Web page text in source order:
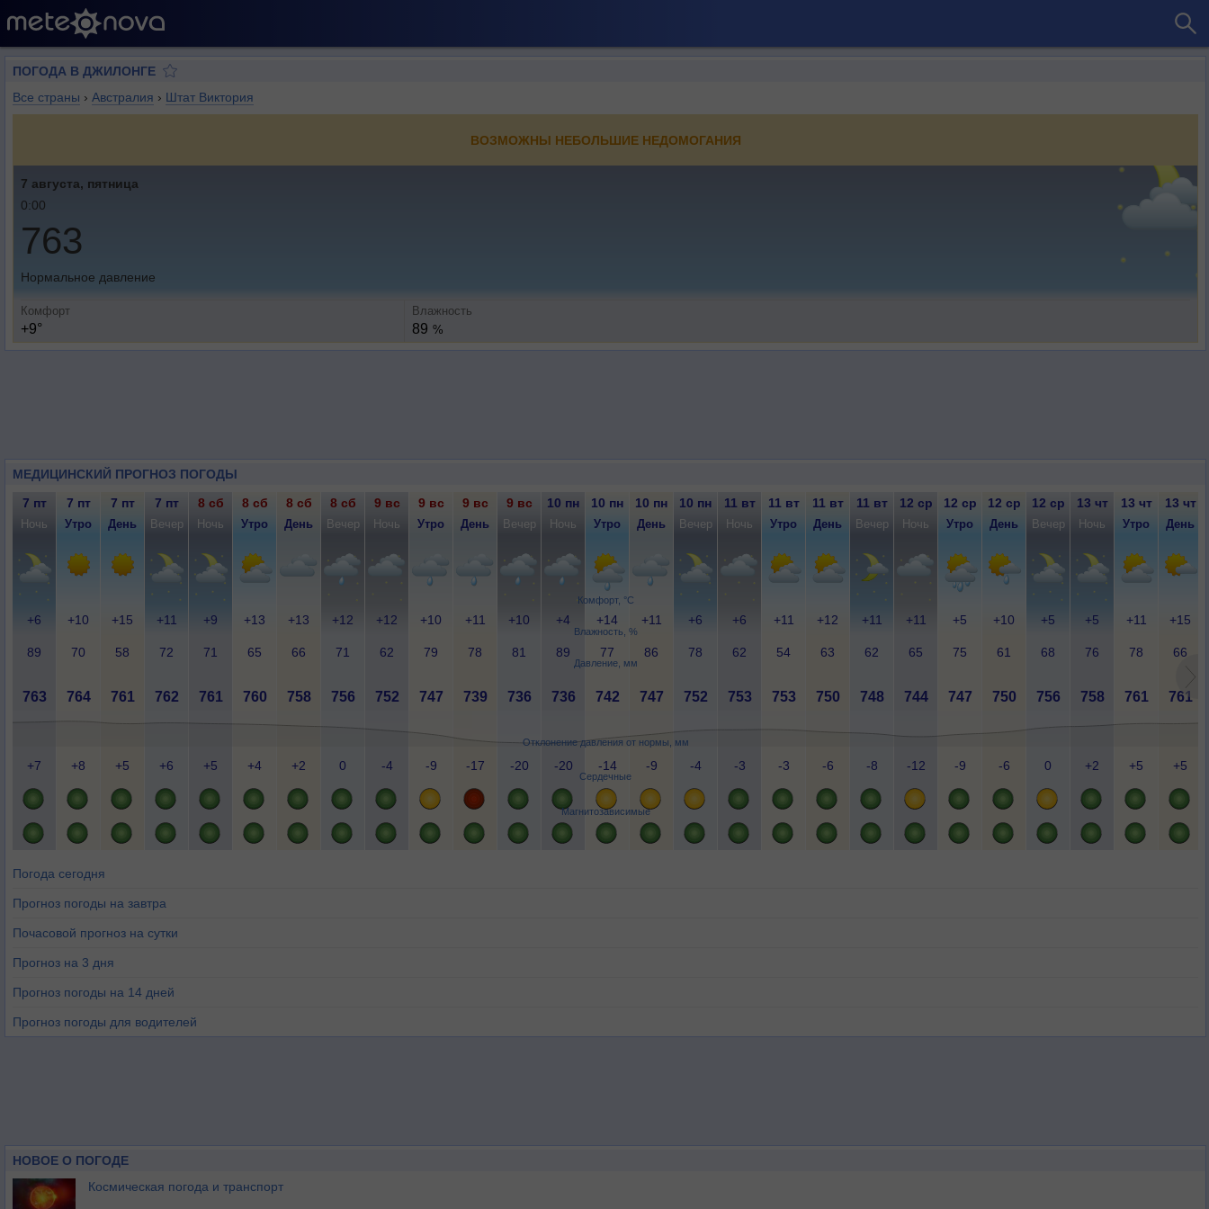
ПОГОДА В ДЖИЛОНГЕ
Все страны › Австралия › Штат Виктория
ВОЗМОЖНЫ НЕБОЛЬШИЕ НЕДОМОГАНИЯ
7 августа, пятница
0:00
763
Нормальное давление
Комфорт
+9°
Влажность
89 %
МЕДИЦИНСКИЙ ПРОГНОЗ ПОГОДЫ
Комфорт, °C
Влажность, %
Давление, мм
Отклонение давления от нормы, мм
Сердечные
Магнитозависимые
7 пт 7 пт 7 пт 7 пт 8 сб 8 сб 8 сб 8 сб 9 вс 9 вс 9 вс 9 вс 10 пн 10 пн 10 пн 10 пн 11 вт 11 вт 11 вт 11 вт 12 ср 12 ср 12 ср 12 ср 13 чт 13 чт 13 чт
Ночь Утро День Вечер Ночь Утро День Вечер Ночь Утро День Вечер Ночь Утро День Вечер Ночь Утро День Вечер Ночь Утро День Вечер Ночь Утро День
+6 +10 +15 +11 +9 +13 +13 +12 +12 +10 +11 +10 +4 +14 +11 +6 +6 +11 +12 +11 +11 +5 +10 +5 +5 +11 +15
89 70 58 72 71 65 66 71 62 79 78 81 89 77 86 78 62 54 63 62 65 75 61 68 76 78 66
763 764 761 762 761 760 758 756 752 747 739 736 736 742 747 752 753 753 750 748 744 747 750 756 758 761 761
+7 +8 +5 +6 +5 +4 +2 0 -4 -9 -17 -20 -20 -14 -9 -4 -3 -3 -6 -8 -12 -9 -6 0 +2 +5 +5
Погода сегодня
Прогноз погоды на завтра
Почасовой прогноз на сутки
Прогноз на 3 дня
Прогноз погоды на 14 дней
Прогноз погоды для водителей
НОВОЕ О ПОГОДЕ
Космическая погода и транспорт